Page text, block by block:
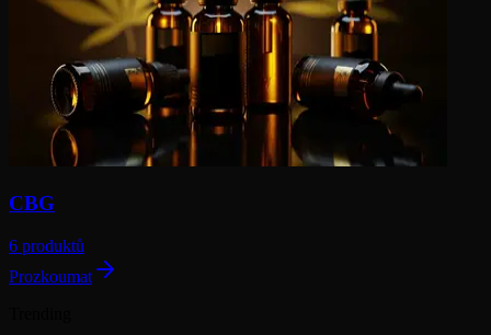
CBG
6 produktů
Prozkoumat